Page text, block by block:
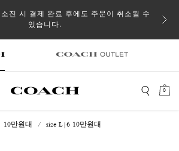
진 시 결제 완료 후에도 주문이 취소될 수
있습니다.
0
10만원대 size L|6 10만원대